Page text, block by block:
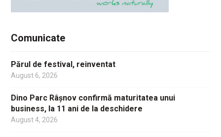
Comunicate
Părul de festival, reinventat
August 6, 2026
Dino Parc Râșnov confirmă maturitatea unui
business, la 11 ani de la deschidere
August 4, 2026